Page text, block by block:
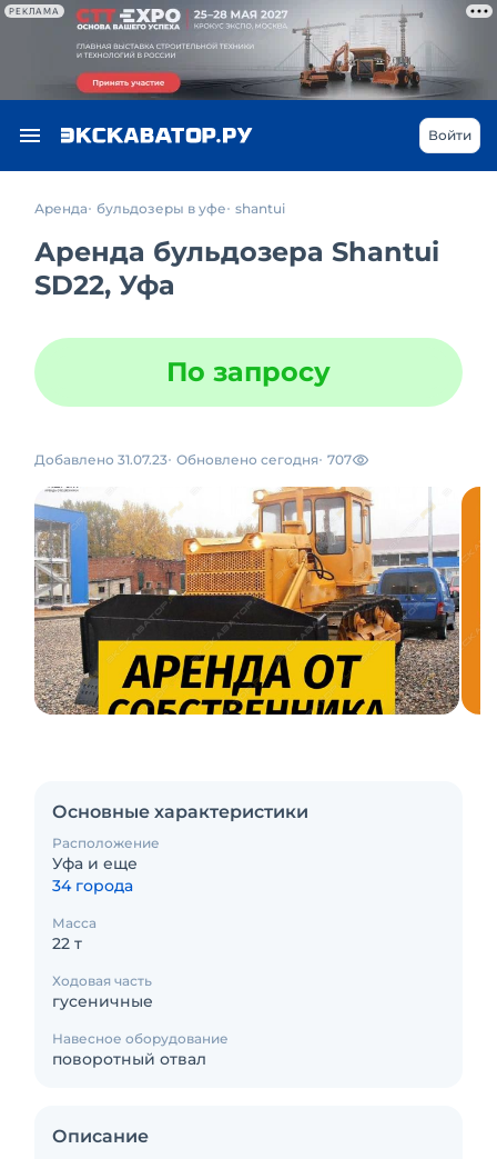
РЕКЛАМА
Войти
Аренда бульдозеры в уфе shantui
Аренда бульдозера Shantui
SD22, Уфа
По запросу
Добавлено 31.07.23 Обновлено сегодня 707
Основные характеристики
Расположение
Уфа и еще
34 города
Масса
22 т
Ходовая часть
гусеничные
Навесное оборудование
поворотный отвал
Описание